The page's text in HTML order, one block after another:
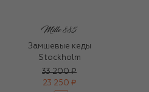
Замшевые кеды
Stockholm
33 200 ₽
23 250 ₽